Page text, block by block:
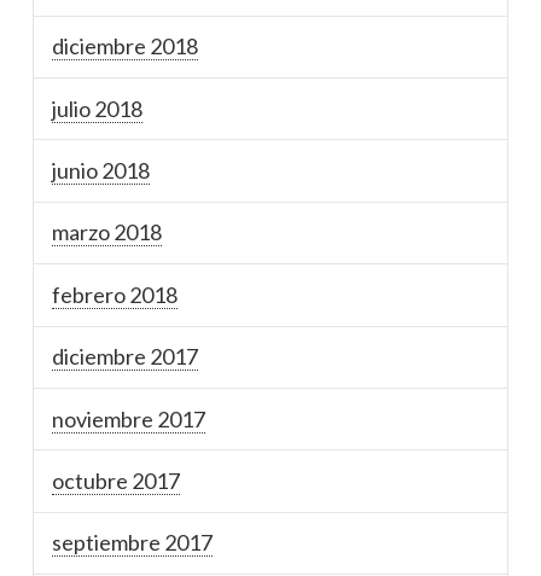
diciembre 2018
julio 2018
junio 2018
marzo 2018
febrero 2018
diciembre 2017
noviembre 2017
octubre 2017
septiembre 2017